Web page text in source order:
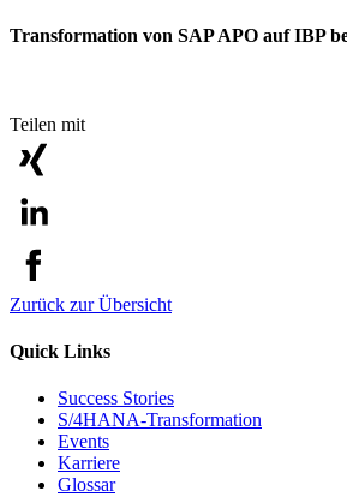
Transformation von SAP APO auf IBP
Teilen mit
Zurück zur Übersicht
Quick Links
Success Stories
S/4HANA-Transformation
Events
Karriere
Glossar